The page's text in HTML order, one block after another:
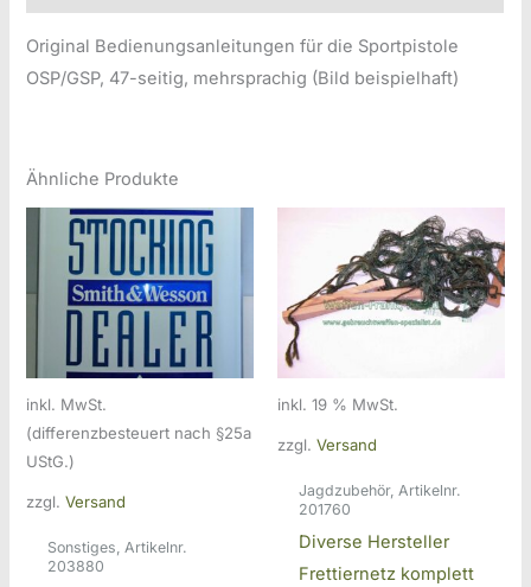
Original Bedienungsanleitungen für die Sportpistole
OSP/GSP, 47-seitig, mehrsprachig (Bild beispielhaft)
Ähnliche Produkte
inkl. MwSt.
(differenzbesteuert nach §25a
UStG.)
zzgl.Versand
Sonstiges, Artikelnr.
203880
inkl. 19 % MwSt.
zzgl. Versand
Jagdzubehör, Artikelnr.
201760
Diverse Hersteller
Frettiernetz komplett